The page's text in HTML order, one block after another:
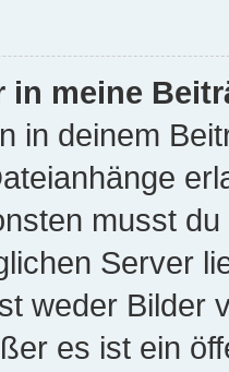
in meine
in deinem
musst
Server
weder Bilder
es ist ein